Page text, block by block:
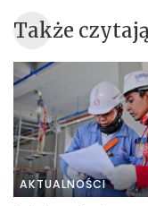
Także
AKTUALNOŚCI